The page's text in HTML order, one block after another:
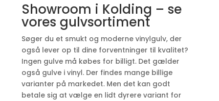
Showroom i Kolding – se
vores gulvsortiment
Søger du et smukt og moderne vinylgulv, der
også lever op til dine forventninger til kvalitet?
Ingen gulve må købes for billigt. Det gælder
også gulve i vinyl. Der findes mange billige
varianter på markedet. Men det kan godt
betale sig at vælge en lidt dyrere variant for